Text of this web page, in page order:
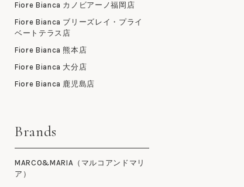
Fiore Bianca カノビアーノ福岡店
Fiore Bianca ブリーズレイ・プライ
ベートテラス店
Fiore Bianca 熊本店
Fiore Bianca 大分店
Fiore Bianca 鹿児島店
Brands
MARCO&MARIA（マルコアンドマリ
ア）